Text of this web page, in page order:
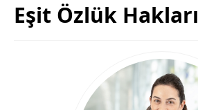
Eşit Özlük Hakları